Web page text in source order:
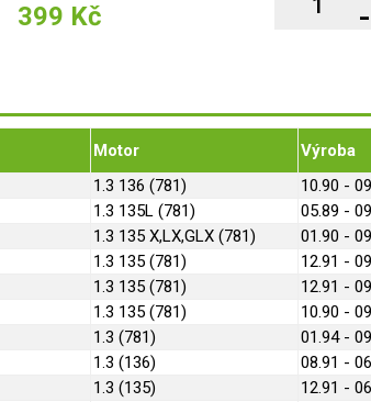
399 Kč
Motor Výroba
1.3 136 (781) 10.90 -
1.3 135L (781) 05.89 -
1.3 135 X,LX,GLX (781) 01.90 -
1.3 135 (781) 12.91 -
1.3 135 (781) 12.91 -
1.3 135 (781) 10.90 -
1.3 (781) 01.94 -
1.3 (136) 08.91 -
1.3 (135) 12.91 -